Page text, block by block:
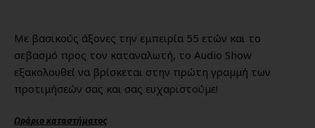
Με βασικούς άξονες την εμπειρία 55 ετών και το
σεβασμό προς τον καταναλωτή, το Audio Show
εξακολουθεί να βρίσκεται στην πρώτη γραμμή των
προτιμήσεών σας και σας ευχαριστούμε!
Ωράριο καταστήματος